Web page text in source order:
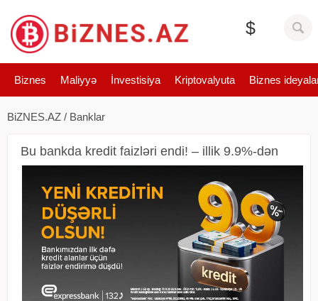
$
Biznes Maliyyə İnvestisiya Kriptovalyuta Biznes
BiZNES.AZ / Banklar
Bu bankda kredit faizləri endi! – illik 9.9%-dən